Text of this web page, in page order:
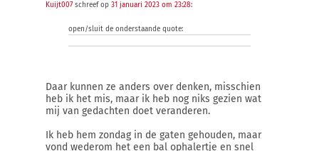
Kuijt007schreef op 31 januari 2023 om 23:28:
open/sluit de onderstaande quote:
Daar kunnen ze anders over denken, misschien
heb ik het mis, maar ik heb nog niks gezien wat
mij van gedachten doet veranderen.
Ik heb hem zondag in de gaten gehouden, maar
vond wederom het een bal ophalertje en snel